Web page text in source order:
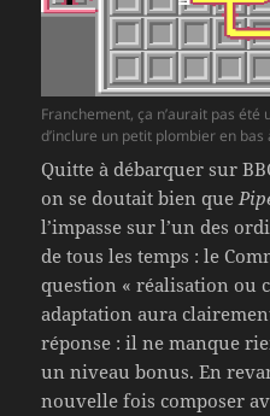
Franchement, ça n’aurait pas
d’inclure un petit plombier en bas
Quitte à débarquer sur
on se doutait bien que
l’impasse sur l’un des
de tous les temps : le
question « réalisation ou
adaptation aura
réponse : il ne manque
un niveau bonus. En
nouvelle fois composer